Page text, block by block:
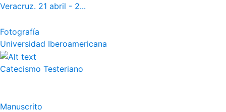
Veracruz. 21 abril - 2...
Fotografía
Universidad Iberoamericana
Catecismo Testeriano
Manuscrito